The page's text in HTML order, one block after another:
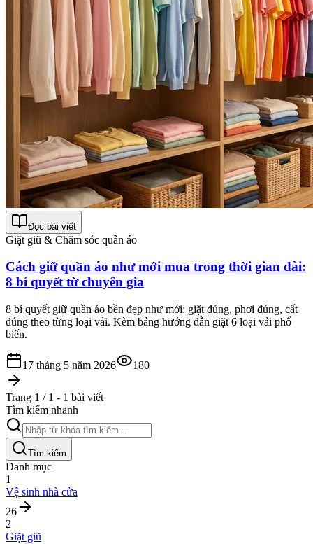
Đọc bài viết
Giặt giũ & Chăm sóc quần áo
Cách giữ quần áo như mới mua trong thời gian dài:
8 bí quyết từ chuyên gia
8 bí quyết giữ quần áo bền đẹp như mới: giặt đúng, phơi đúng, cất
đúng theo từng loại vải. Kèm bảng hướng dẫn giặt 6 loại vải phổ
biến.
17 tháng 5 năm 2026 180
Trang 1 / 1 - 1 bài viết
Tìm kiếm nhanh
Tìm kiếm
Danh mục
1
Vệ sinh nhà cửa
26
2
Giặt giũ